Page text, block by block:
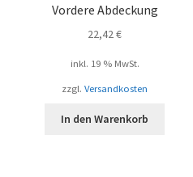
Vordere Abdeckung
22,42€
inkl. 19 % MwSt.
zzgl.Versandkosten
In den Warenkorb